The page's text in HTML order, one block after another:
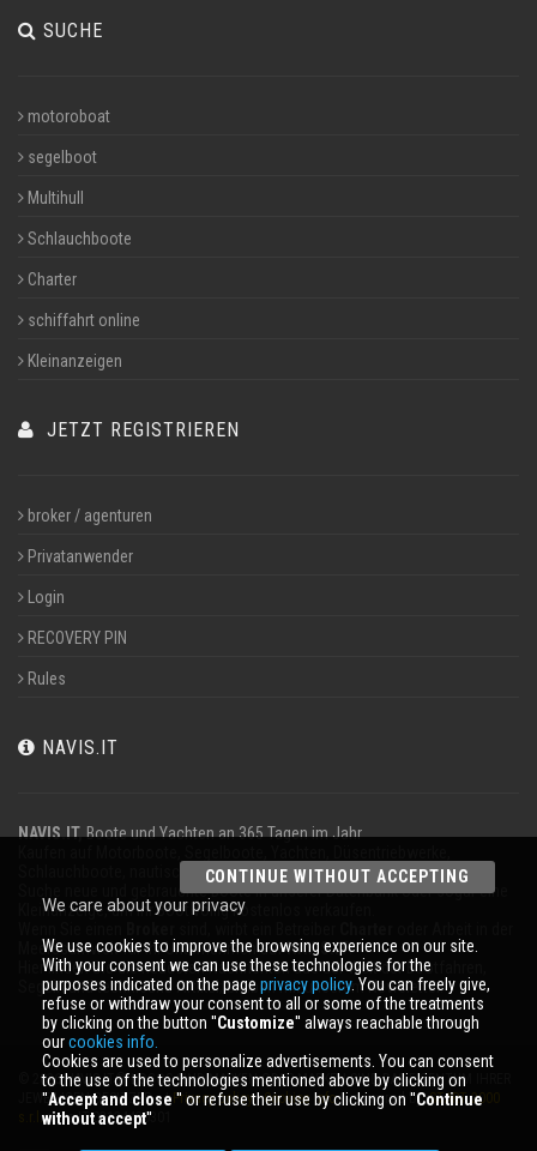
SUCHE
motoroboat
segelboot
Multihull
Schlauchboote
Charter
schiffahrt online
Kleinanzeigen
JETZT REGISTRIEREN
broker / agenturen
Privatanwender
Login
RECOVERY PIN
Rules
NAVIS.IT
NAVIS.IT,Boote und Yachten an 365 Tagen im Jahr
Schlauchboote, nautischen Geräten zu verkaufen.
Suche neue und gebrauchte Boote in unserer Datenbank oder sogar eine
Kleinanzeige, um Ihr Boot völlig kostenlos verkaufen.
Meeresumwelt für Ihr Unternehmen aufNAVIS.IT.
Hier finden Sie die neuesten Nachrichten aus der Welt der Bootfahren,
Segeln und technische Artikel; bleiben mit unserem Newsletter.
© 2026 NAVIS.IT® LOGOS SIND MARKEN ODER MARKEN SIND DAS EIGENTUM IHRER
JEWEILIGEN BESITZER. | Privacy policy|Cookies info| powered by:START 2000
s.r.l.p.iva IT-02134430301
CONTINUE WITHOUT ACCEPTING
We care about your privacy
We use cookies to improve the browsing experience on our site.
With your consent we can use these technologies for the
purposes indicated on the page privacy policy. You can freely give,
refuse or withdraw your consent to all or some of the treatments
by clicking on the button ''Customize'' always reachable through
ourcookies info.
Cookies are used to personalize advertisements. You can consent
to the use of the technologies mentioned above by clicking on
''Accept and close '' or refuse their use by clicking on ''Continue
without accept''